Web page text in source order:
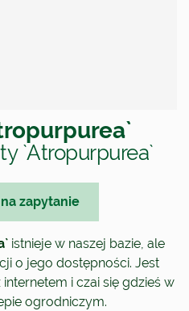
`Atropurpurea`
zapytanie
istnieje w naszej bazie, ale
o jego dostępności. Jest
i czai się gdzieś w
ogrodniczym.